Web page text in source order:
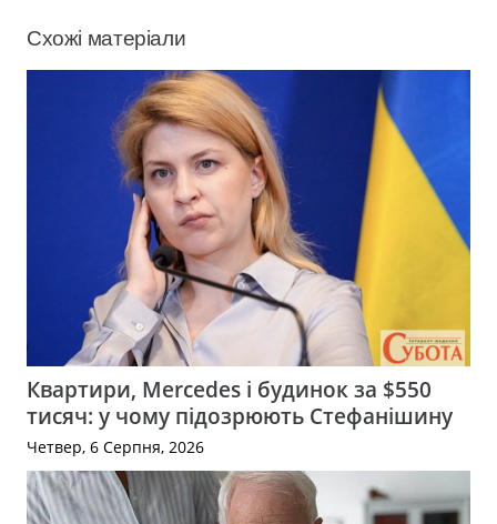
Схожі матеріали
Квартири, Mercedes і будинок за $550
тисяч: у чому підозрюють Стефанішину
Четвер, 6 Серпня, 2026